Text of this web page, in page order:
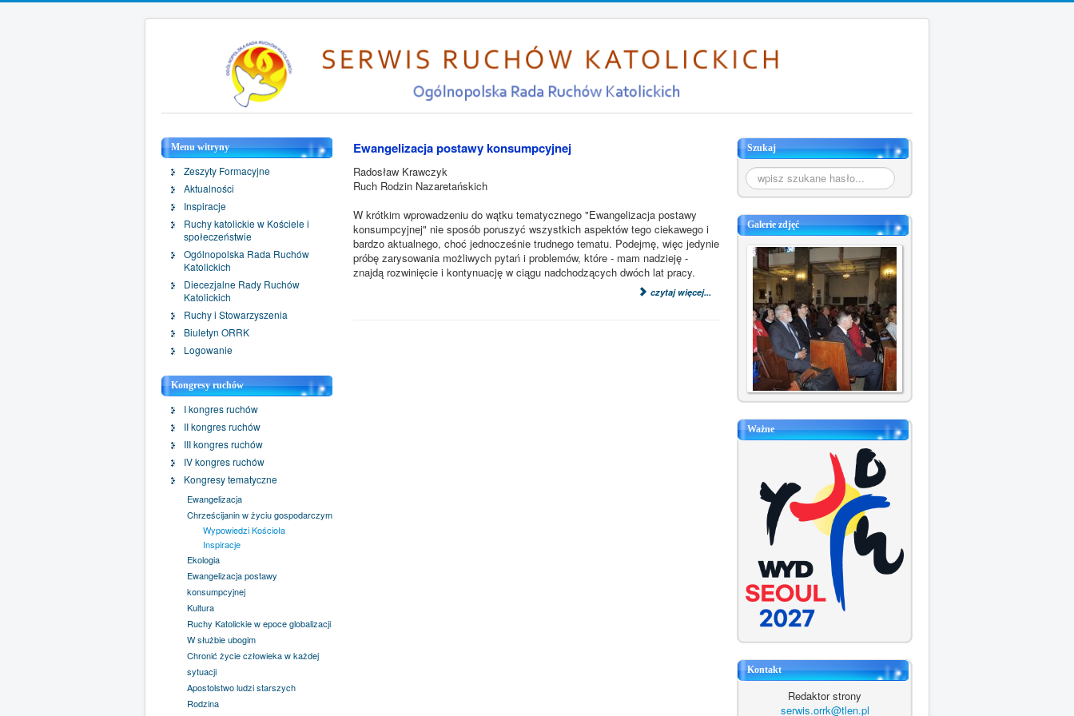
Menu witryny
Zeszyty Formacyjne
Aktualności
Inspiracje
Ruchy katolickie w Kościele i
społeczeństwie
Ogólnopolska Rada Ruchów
Katolickich
Diecezjalne Rady Ruchów
Katolickich
Ruchy i Stowarzyszenia
Biuletyn ORRK
Logowanie
Kongresy ruchów
I kongres ruchów
II kongres ruchów
III kongres ruchów
IV kongres ruchów
Kongresy tematyczne
Ewangelizacja
Chrześcijanin w życiu gospodarczym
Wypowiedzi Kościoła
Inspiracje
Ekologia
Ewangelizacja postawy
konsumpcyjnej
Kultura
Ruchy Katolickie w epoce globalizacji
W służbie ubogim
Chronić życie człowieka w każdej
sytuacji
Apostolstwo ludzi starszych
Rodzina
Ewangelizacja postawy konsumpcyjnej
Radosław Krawczyk
Ruch Rodzin Nazaretańskich
W krótkim wprowadzeniu do wątku tematycznego "Ewangelizacja postawy
konsumpcyjnej" nie sposób poruszyć wszystkich aspektów tego ciekawego i
bardzo aktualnego, choć jednocześnie trudnego tematu. Podejmę, więc jedynie
próbę zarysowania możliwych pytań i problemów, które - mam nadzieję -
znajdą rozwinięcie i kontynuację w ciągu nadchodzących dwóch lat pracy.
czytaj więcej...
Szukaj
Szukaj...
Galerie zdjęć
Ważne
Kontakt
Redaktor strony
serwis.orrk@tlen.pl